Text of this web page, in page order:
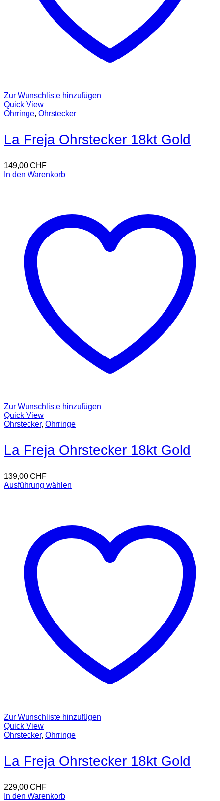
Zur Wunschliste hinzufügen
Quick View
Ohrringe, Ohrstecker
La Freja Ohrstecker 18kt Gold
149,00 CHF
In den Warenkorb
Zur Wunschliste hinzufügen
Quick View
Ohrstecker, Ohrringe
La Freja Ohrstecker 18kt Gold
139,00 CHF
Ausführung wählen
Zur Wunschliste hinzufügen
Quick View
Ohrstecker, Ohrringe
La Freja Ohrstecker 18kt Gold
229,00 CHF
In den Warenkorb